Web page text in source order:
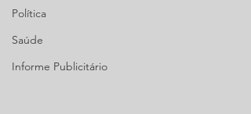
Política
Saúde
Informe Publicitário